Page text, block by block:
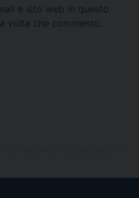
e sito web in questo
volta che commento.